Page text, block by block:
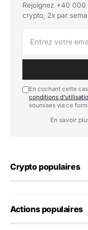
Rejoignez +40 000
crypto, 2x par
En cochant cette
conditions
soumises via ce
En savoir
Crypto populaires
Actions populaires